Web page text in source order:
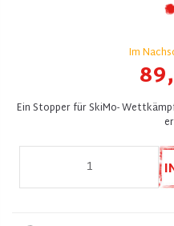
Im
Ein Stopper für SkiMo-